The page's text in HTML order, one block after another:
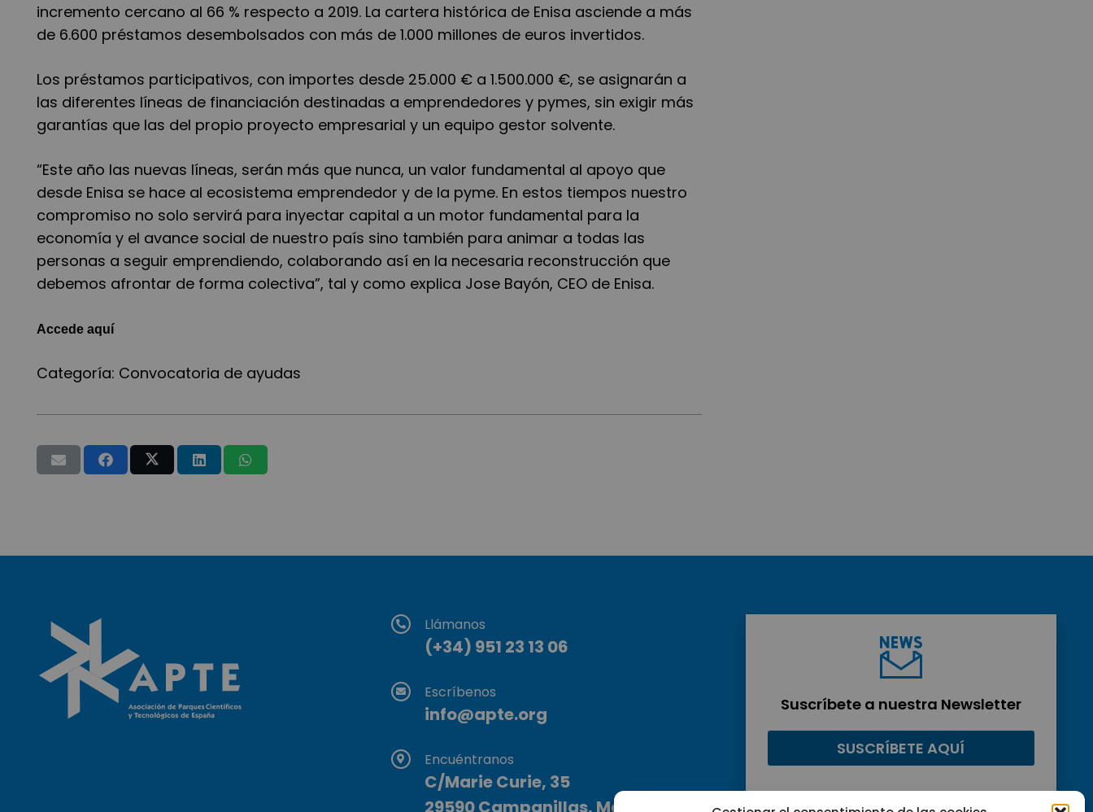
incremento cercano al 66 % respecto a 2019. La cartera histórica de Enisa asciende a más
de 6.600 préstamos desembolsados con más de 1.000 millones de euros invertidos.
Los préstamos participativos, con importes desde 25.000 € a 1.500.000 €, se asignarán a
las diferentes líneas de financiación destinadas a emprendedores y pymes, sin exigir más
garantías que las del propio proyecto empresarial y un equipo gestor solvente.
“Este año las nuevas líneas, serán más que nunca, un valor fundamental al apoyo que
desde Enisa se hace al ecosistema emprendedor y de la pyme. En estos tiempos nuestro
compromiso no solo servirá para inyectar capital a un motor fundamental para la
economía y el avance social de nuestro país sino también para animar a todas las
personas a seguir emprendiendo, colaborando así en la necesaria reconstrucción que
debemos afrontar de forma colectiva”, tal y como explica Jose Bayón, CEO de Enisa.
Accede aquí
Categoría: Convocatoria de ayudas
Llámanos
(+34) 951 23 13 06
Escríbenos
info@apte.org
Encuéntranos
C/Marie Curie, 35
29590 Campanillas, Málaga
Suscríbete a nuestra Newsletter
SUSCRÍBETE AQUÍ